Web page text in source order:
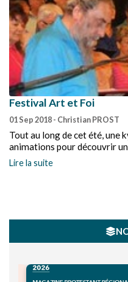
Festival Art et Foi
01 Sep 2018- Christian PROST
Tout au long de cet été, une
animations pour découvrir
d’Églises locales en Sud-
Lire la suite